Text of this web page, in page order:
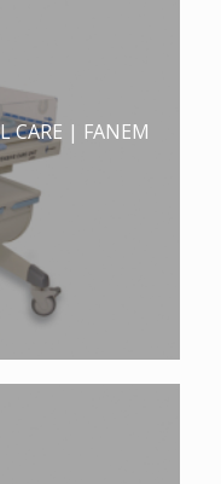
CARE | FANEM